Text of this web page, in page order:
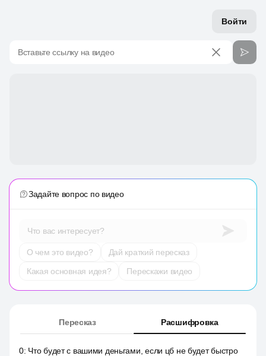
Войти
Вставьте ссылку на видео
Задайте вопрос по видео
Что вас интересует?
О чем это видео?
Дай краткий пересказ
Какая основная идея?
Перескажи видео
Пересказ Расшифровка
0: Что будет с вашими деньгами, если цб не будет быстро